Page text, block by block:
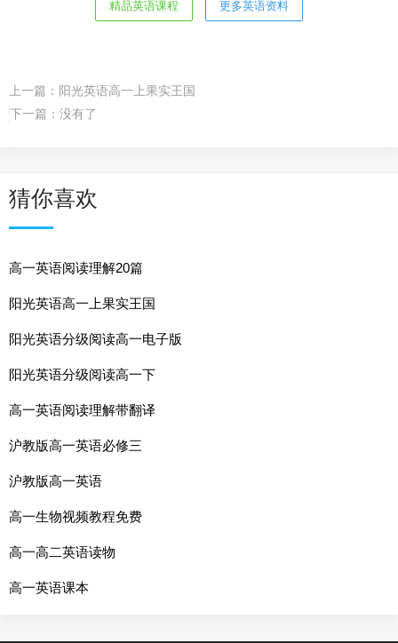
精品英语课程 更多英语资料
上一篇： 阳光英语高一上果实王国
下一篇：没有了
猜你喜欢
高一英语阅读理解20篇
阳光英语高一上果实王国
阳光英语分级阅读高一电子版
阳光英语分级阅读高一下
高一英语阅读理解带翻译
沪教版高一英语必修三
沪教版高一英语
高一生物视频教程免费
高一高二英语读物
高一英语课本